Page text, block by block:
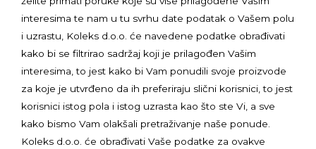
interesima te nam u tu svrhu date podatak o Vašem polu
i uzrastu, Koleks d.o.o. će navedene podatke obrađivati
kako bi se filtrirao sadržaj koji je prilagođen Vašim
interesima, to jest kako bi Vam ponudili svoje proizvode
za koje je utvrđeno da ih preferiraju slični korisnici, to jest
korisnici istog pola i istog uzrasta kao što ste Vi, a sve
kako bismo Vam olakšali pretraživanje naše ponude.
Koleks d.o.o. će obrađivati Vaše podatke za ovakve